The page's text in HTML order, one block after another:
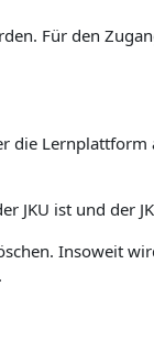
Für den
die Lernplattform
ist und der
Insoweit